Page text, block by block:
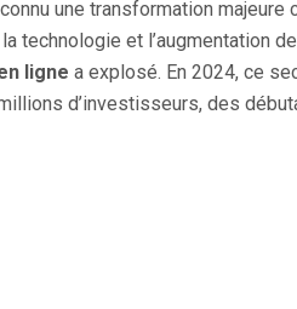
une transformation majeure
technologie et l’augmentation
ligne a explosé. En 2024, ce
d’investisseurs, des